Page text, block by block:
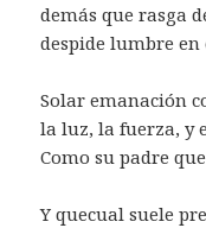
demás que rasga
despide lumbre
Solar emanación
la luz, la fuerza, y
Como su padre
Y quecual suele